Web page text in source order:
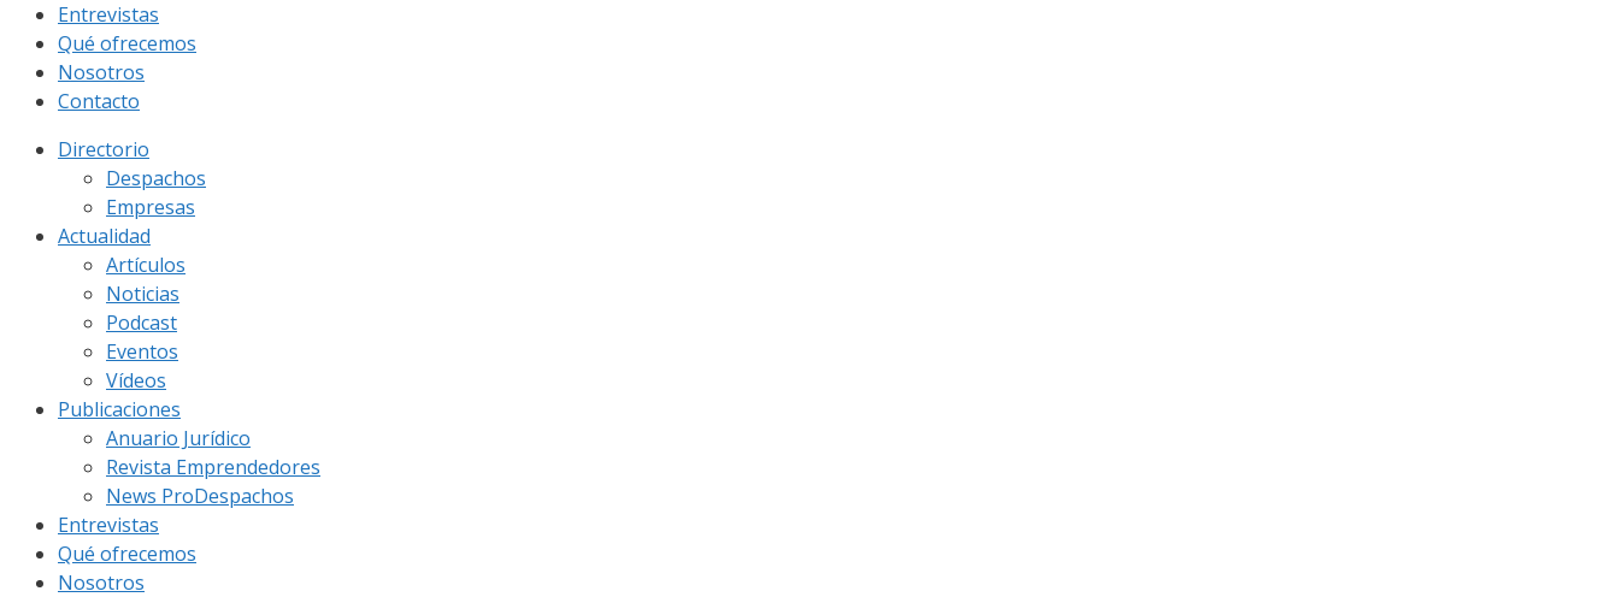
Entrevistas
Qué ofrecemos
Nosotros
Contacto
Directorio
Despachos
Empresas
Actualidad
Artículos
Noticias
Podcast
Eventos
Vídeos
Publicaciones
Anuario Jurídico
Revista Emprendedores
News ProDespachos
Entrevistas
Qué ofrecemos
Nosotros